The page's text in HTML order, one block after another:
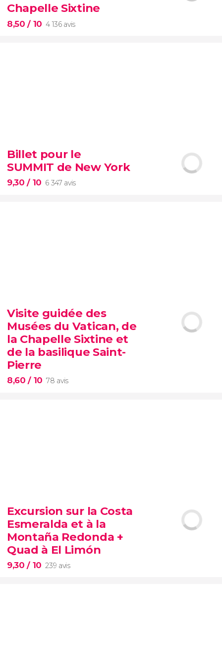
romain
Chapelle Sixtine
8,50/ 10 4 136 avis
Musées du Vatican
Chapelle Sixtine
éviterez les files
d'attente
Billet pour le
SUMMIT de New York
9,30/ 10 6 347 avis
Manhattan Évitez les files d'attente
option VIP
Visite guidée des
Musées du Vatican, de
la Chapelle Sixtine et
de la basilique Saint-
Pierre
8,60/ 10 78 avis
musées du Vatican, la chapelle Sixtine et la basilique
Saint-Pierre.
Excursion sur la Costa
Esmeralda et à la
Montaña Redonda +
Quad à El Limón
9,30/ 10 239 avis